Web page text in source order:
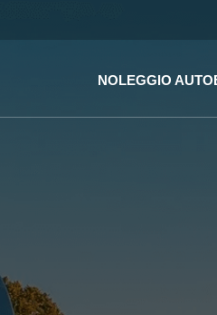
NOLEGGIO